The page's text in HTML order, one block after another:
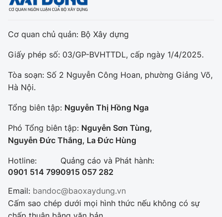
Cơ quan chủ quản: Bộ Xây dựng
Giấy phép số: 03/GP-BVHTTDL, cấp ngày 1/4/2025.
Tòa soạn: Số 2 Nguyễn Công Hoan, phường Giảng Võ,
Hà Nội.
Tổng biên tập: Nguyễn Thị Hồng Nga
Phó Tổng biên tập: Nguyễn Sơn Tùng,
Nguyễn Đức Thắng, La Đức Hùng
Hotline:
0901 514 799
Quảng cáo và Phát hành:
0915 057 282
Email: bandoc@baoxaydung.vn
Cấm sao chép dưới mọi hình thức nếu không có sự